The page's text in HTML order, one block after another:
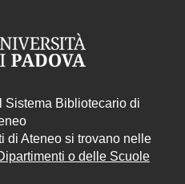
Sistema Bibliotecario di
di Ateneo si trovano nelle
o delle Scuole